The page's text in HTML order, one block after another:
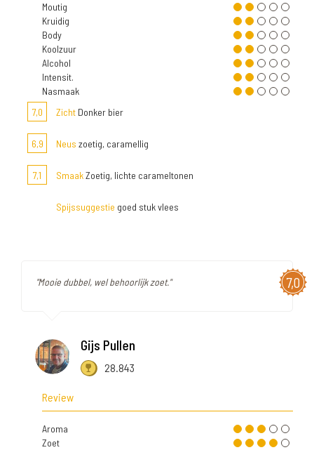
Moutig
Kruidig
Body
Koolzuur
Alcohol
Intensit.
Nasmaak
7,0
Zicht Donker bier
6,9 Neus zoetig, caramellig
7,1 SmaakZoetig, lichte carameltonen
Spijssuggestie goed stuk vlees
7,0
"Mooie dubbel, wel behoorlijk zoet."
Gijs Pullen
28.843
Review
Aroma
Zoet